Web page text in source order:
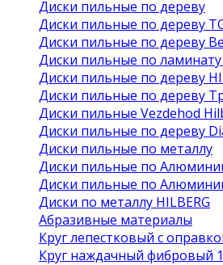
Диски пильные по дереву
Диски пильные по дереву
Диски пильные по дереву
Диски пильные по
Диски пильные по дереву
Диски пильные по дереву
Диски пильные Vezdehod
Диски пильные по дереву
Диски пильные по металлу
Диски пильные по
Диски пильные по
Диски по металлу HILBERG
Абразивные материалы
Круг лепестковый с
Круг наждачный фибровый